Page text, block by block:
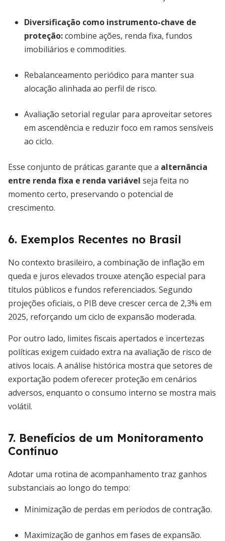
Diversificação como instrumento-chave de
proteção:combine ações, renda fixa, fundos
imobiliários e commodities.
Rebalanceamento periódico para manter sua
alocação alinhada ao perfil de risco.
Avaliação setorial regular para aproveitar setores
em ascendência e reduzir foco em ramos sensíveis
ao ciclo.
Esse conjunto de práticas garante que a alternância
entre renda fixa e renda variável seja feita no
momento certo, preservando o potencial de
crescimento.
6. Exemplos Recentes no Brasil
No contexto brasileiro, a combinação de inflação em
queda e juros elevados trouxe atenção especial para
títulos públicos e fundos referenciados. Segundo
projeções oficiais, o PIB deve crescer cerca de 2,3% em
2025, reforçando um ciclo de expansão moderada.
Por outro lado, limites fiscais apertados e incertezas
políticas exigem cuidado extra na avaliação de risco de
ativos locais. A análise histórica mostra que setores de
exportação podem oferecer proteção em cenários
adversos, enquanto o consumo interno se mostra mais
volátil.
7. Benefícios de um Monitoramento
Contínuo
Adotar uma rotina de acompanhamento traz ganhos
substanciais ao longo do tempo:
Minimização de perdas em períodos de contração.
Maximização de ganhos em fases de expansão.